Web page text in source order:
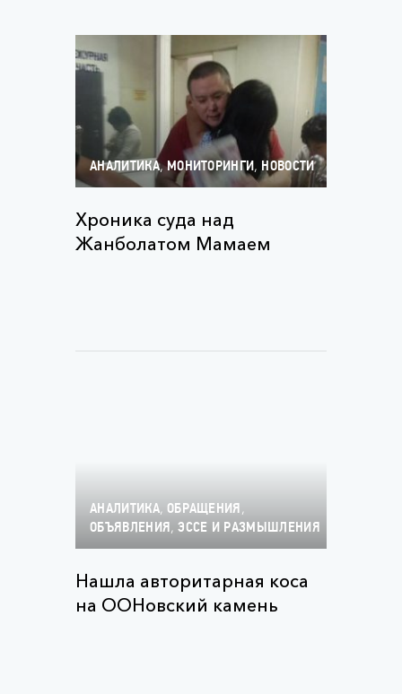
АНАЛИТИКА,МОНИТОРИНГИ,НОВОСТИ
Хроника суда над
Жанболатом Мамаем
АНАЛИТИКА, ОБРАЩЕНИЯ ,
ОБЪЯВЛЕНИЯ ,ЭССЕ И РАЗМЫШЛЕНИЯ
Нашла авторитарная коса
на ООНовский камень